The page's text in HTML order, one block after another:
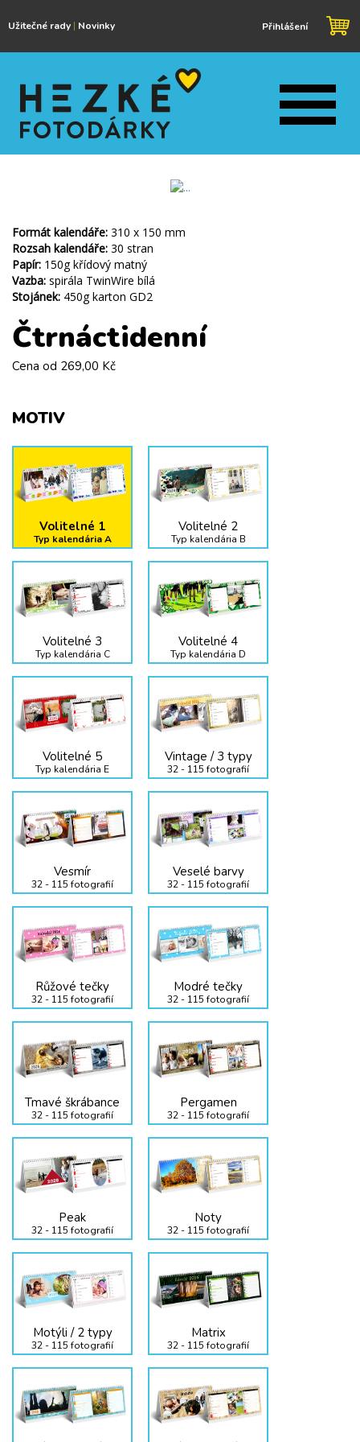
Přihlášení
Užitečné rady | Novinky
Formát kalendáře: 310 x 150 mm
Rozsah kalendáře: 30 stran
Papír: 150g křídový matný
Vazba: spirála TwinWire bílá
Stojánek: 450g karton GD2
Čtrnáctidenní
Cena od 269,00 Kč
MOTIV
Volitelné 1
Typ kalendária A
Volitelné 2
Typ kalendária B
Volitelné 3
Typ kalendária C
Volitelné 4
Typ kalendária D
Volitelné 5
Typ kalendária E
Vintage / 3 typy
32 - 115 fotografií
Vesmír
32 - 115 fotografií
Veselé barvy
32 - 115 fotografií
Růžové tečky
32 - 115 fotografií
Modré tečky
32 - 115 fotografií
Tmavé škrábance
32 - 115 fotografií
Pergamen
32 - 115 fotografií
Peak
32 - 115 fotografií
Noty
32 - 115 fotografií
Motýli / 2 typy
32 - 115 fotografií
Matrix
32 - 115 fotografií